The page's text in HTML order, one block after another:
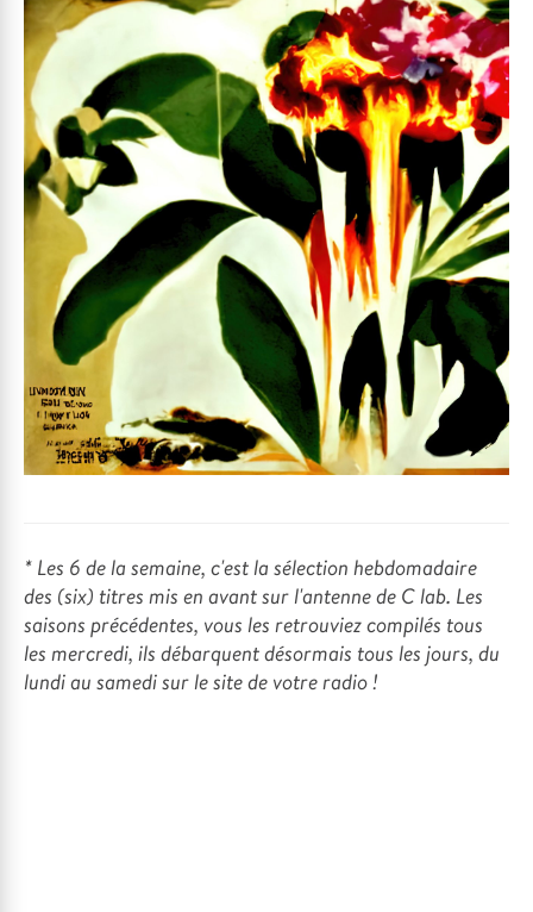
* Les 6 de la semaine, c'est la sélection hebdomadaire
des (six) titres mis en avant sur l'antenne de C lab. Les
saisons précédentes, vous les retrouviez compilés tous
les mercredi, ils débarquent désormais tous les jours, du
lundi au samedi sur le site de votre radio !